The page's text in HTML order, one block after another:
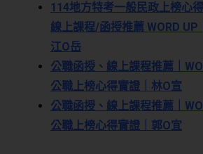
114地方特考一般民政上榜心
線上課程/函授推薦 WORD UP
江O岳
公職函授、線上課程推薦｜
公職上榜心得實證｜林O宣
公職函授、線上課程推薦｜
公職上榜心得實證｜郭O宜